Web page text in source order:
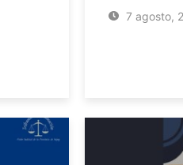
7 agosto,